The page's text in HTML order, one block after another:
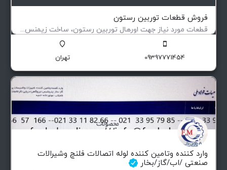
فروش قطعات توربین رستون
قطعات مورد نیاز جهت اورهال توربین رستون، ساخت زیمنس آلمان و دارای برگ سبز
قطعات یدکی توربین رستون TA1750 & 1500 ساخت زیمنس دارای برگ سبز
09397771454
تهران
وارد کننده وتامین کننده لوله اتصالات فلنچ وشیرالات
صنعتی /اب/گاز/بخار